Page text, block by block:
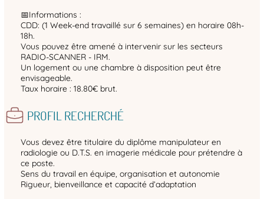
📅Informations :
CDD: (1 Week-end travaillé sur 6 semaines) en horaire 08h-
18h.
Vous pouvez être amené à intervenir sur les secteurs
RADIO-SCANNER - IRM.
Un logement ou une chambre à disposition peut être
envisageable.
Taux horaire : 18.80€ brut.
PROFIL RECHERCHÉ
Vous devez être titulaire du diplôme manipulateur en
radiologie ou D.T.S. en imagerie médicale pour prétendre à
ce poste.
Sens du travail en équipe, organisation et autonomie
Rigueur, bienveillance et capacité d’adaptation